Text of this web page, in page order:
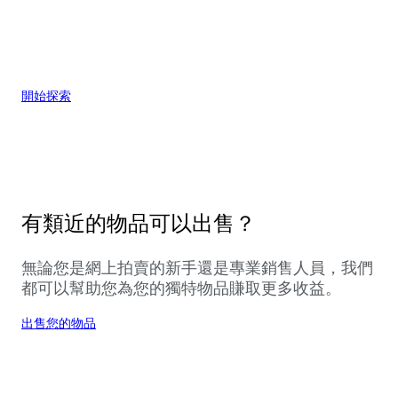
開始探索
有類近的物品可以出售？
無論您是網上拍賣的新手還是專業銷售人員，我們
都可以幫助您為您的獨特物品賺取更多收益。
出售您的物品